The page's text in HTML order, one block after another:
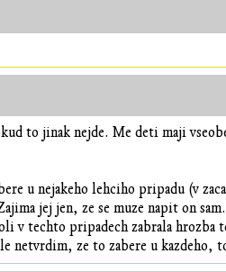
to jinak nejde. Me deti maji
u nejakeho lehciho pripadu (v
jej jen, ze se muze napit on
v techto pripadech zabrala hrozba
netvrdim, ze to zabere u kazdeho,